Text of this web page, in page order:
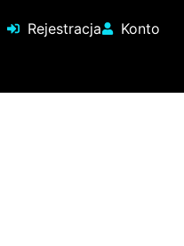
Rejestracja Konto